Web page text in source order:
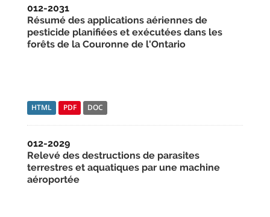
012-2031
Résumé des applications aériennes de
pesticide planifiées et exécutées dans les
forêts de la Couronne de l'Ontario
HTML PDF DOC
012-2029
Relevé des destructions de parasites
terrestres et aquatiques par une machine
aéroportée